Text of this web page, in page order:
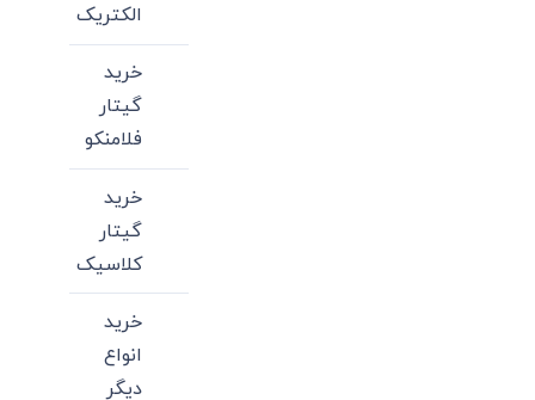
الکتریک
خرید
گیتار
فلامنکو
خرید
گیتار
کلاسیک
خرید
انواع
دیگر